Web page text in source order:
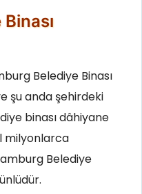
Belediye Binası
şu anda şehirdeki
binası dâhiyane
milyonlarca
Belediye